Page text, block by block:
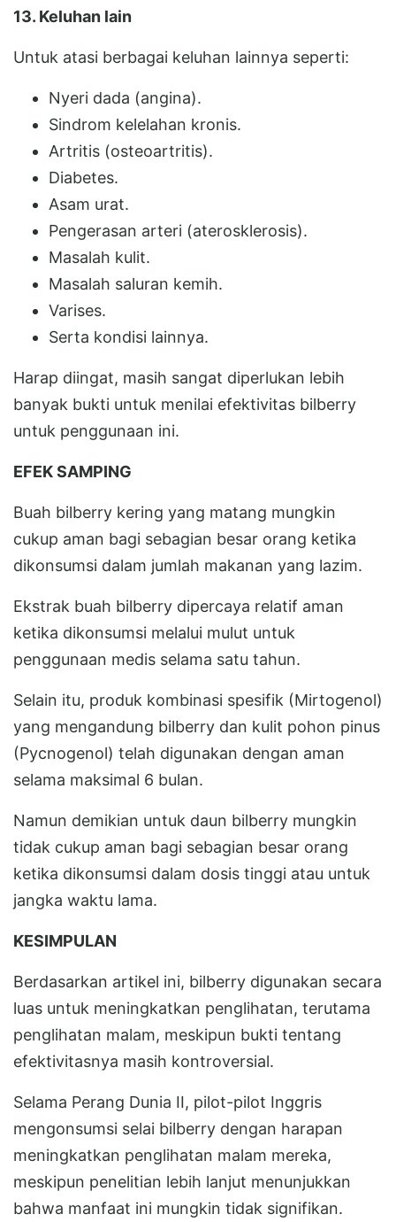
13. Keluhan lain
Untuk atasi berbagai keluhan lainnya seperti:
Nyeri dada (angina).
Sindrom kelelahan kronis.
Artritis (osteoartritis).
Diabetes.
Asam urat.
Pengerasan arteri (aterosklerosis).
Masalah kulit.
Masalah saluran kemih.
Varises.
Serta kondisi lainnya.
Harap diingat, masih sangat diperlukan lebih
banyak bukti untuk menilai efektivitas bilberry
untuk penggunaan ini.
EFEK SAMPING
Buah bilberry kering yang matang mungkin
cukup aman bagi sebagian besar orang ketika
dikonsumsi dalam jumlah makanan yang lazim.
Ekstrak buah bilberry dipercaya relatif aman
ketika dikonsumsi melalui mulut untuk
penggunaan medis selama satu tahun.
Selain itu, produk kombinasi spesifik (Mirtogenol)
yang mengandung bilberry dan kulit pohon pinus
(Pycnogenol) telah digunakan dengan aman
selama maksimal 6 bulan.
Namun demikian untuk daun bilberry mungkin
tidak cukup aman bagi sebagian besar orang
ketika dikonsumsi dalam dosis tinggi atau untuk
jangka waktu lama.
KESIMPULAN
Berdasarkan artikel ini, bilberry digunakan secara
luas untuk meningkatkan penglihatan, terutama
penglihatan malam, meskipun bukti tentang
efektivitasnya masih kontroversial.
Selama Perang Dunia II, pilot-pilot Inggris
mengonsumsi selai bilberry dengan harapan
meningkatkan penglihatan malam mereka,
meskipun penelitian lebih lanjut menunjukkan
bahwa manfaat ini mungkin tidak signifikan.